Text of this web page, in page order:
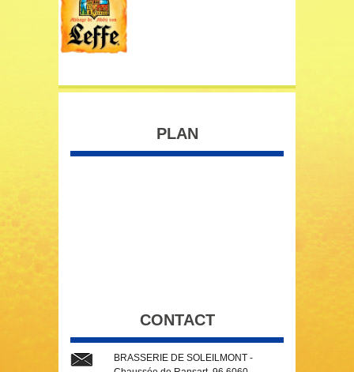
PLAN
CONTACT
BRASSERIE DE SOLEILMONT -